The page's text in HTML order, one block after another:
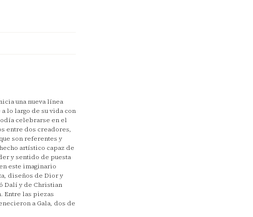
una nueva línea
lo largo de su vida con
celebrarse en el
entre dos creadores,
son referentes y
artístico capaz de
y sentido de puesta
este imaginario
diseños de Dior y
Dalí y de Christian
Entre las piezas
a Gala, dos de